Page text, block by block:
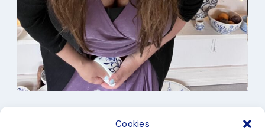
Cookies